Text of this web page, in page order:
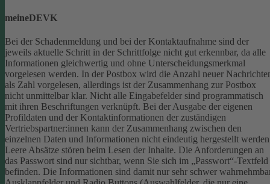
meineDEVK
Bei der Schadenmeldung und bei der Kontaktaufnahme sind der
jeweils aktuelle Schritt in der Schrittfolge nicht gut erkennbar, da alle
Informationen gleichwertig und ohne Unterscheidungsmerkmal
vorgelesen werden. In der Postbox wird die Anzahl neuer
als Zahl vorgelesen, allerdings ist der Zusammenhang zur Postbox
nicht unmittelbar klar. Nicht alle Eingabefelder sind programmatisch
mit ihren Beschriftungen verknüpft. Bei der Ausgabe der eigenen
Profildaten und der Kontaktinformationen der zuständigen
Vertriebspartner:innen kann der Zusammenhang zwischen den
einzelnen Daten und Informationen nicht eindeutig hergestellt
Leere Absätze stören beim Lesen der Inhalte. Die Anforderungen an
das Passwort sind nur sichtbar, wenn Sie sich im „Passwort“-Textfeld
befinden. Die Informationen sind damit nur sehr schwer